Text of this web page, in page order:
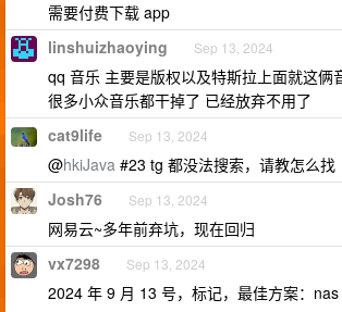
需要付费下载 app
linshuizhaoying Sep 13, 2024
qq 音乐 主要是版权以及特斯拉上面就这俩
很多小众音乐都干掉了 已经放弃不用了
cat9life Sep 13, 2024
@hkiJava #23 tg 都没法搜索，请教怎么找
Josh76 Sep 13, 2024
网易云~多年前弃坑，现在回归
vx7298 Sep 13, 2024
2024 年 9 月 13 号，标记，最佳方案：nas